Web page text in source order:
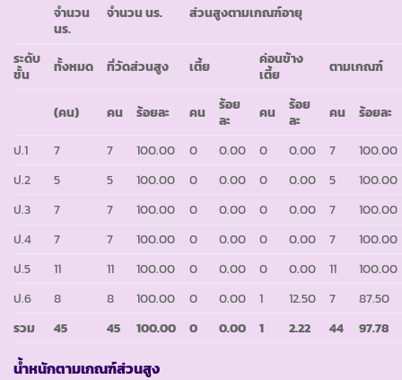
จำนวน
นร.
จำนวน นร. ส่วนสูงตามเกณฑ์อายุ
ระดับ
ชั้น
ทั้งหมด ที่วัดส่วนสูง เตี้ย
ค่อนข้าง
เตี้ย
ตามเกณฑ์
(คน) คน ร้อยละ คน
ร้อย
ละ
คน
ร้อย
ละ
คน
ร้อยละ
ป.1
7 7 100.00 0 0.00 0 0.00 7
100.00
ป.2
5 5 100.00 0 0.00 0 0.00 5
100.00
ป.3
7 7 100.00 0 0.00 0 0.00 7
100.00
ป.4
7 7 100.00 0 0.00 0 0.00 7
100.00
ป.5
11 11 100.00 0 0.00 0 0.00 11
100.00
ป.6
8 8 100.00 0 0.00 1 12.50 7
87.50
รวม
45 45 100.00 0 0.00 1 2.22 44 97.78
น้ำหนักตามเกณฑ์ส่วนสูง